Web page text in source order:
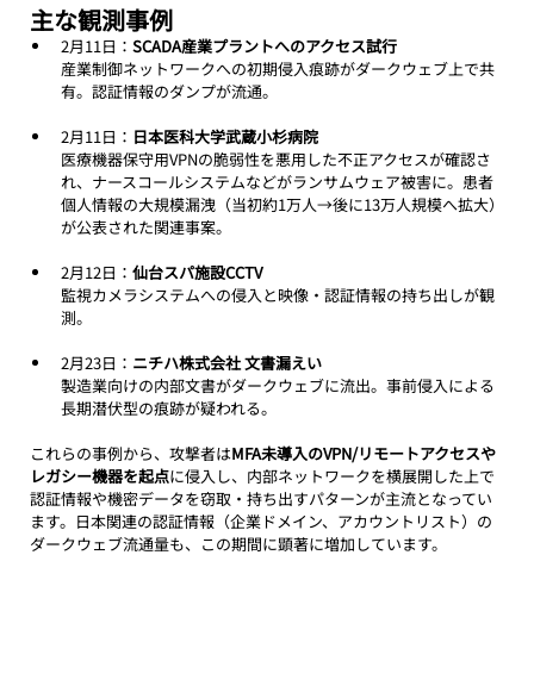
主な観測事例
2月11日： SCADA産業プラントへのアクセス試行
産業制御ネットワークへの初期侵入痕跡がダークウェブ上で共
有。認証情報のダンプが流通。
2月11日： 日本医科大学武蔵小杉病院
医療機器保守用VPNの脆弱性を悪用した不正アクセスが確認さ
れ、ナースコールシステムなどがランサムウェア被害に。患者
個人情報の大規模漏洩（当初約1万人→後に13万人規模へ拡大）
が公表された関連事案。
2月12日： 仙台スパ施設CCTV
監視カメラシステムへの侵入と映像・認証情報の持ち出しが観
測。
2月23日： ニチハ株式会社 文書漏えい
製造業向けの内部文書がダークウェブに流出。事前侵入による
長期潜伏型の痕跡が疑われる。
これらの事例から、攻撃者はMFA未導入のVPN/リモートアクセスや
レガシー機器を起点に侵入し、内部ネットワークを横展開した上で
認証情報や機密データを窃取・持ち出すパターンが主流となってい
ます。日本関連の認証情報（企業ドメイン、アカウントリスト）の
ダークウェブ流通量も、この期間に顕著に増加しています。